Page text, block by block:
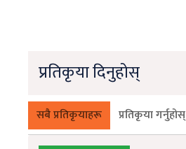
प्रतिकृया दिनुहोस्
सबै प्रतिकृयाहरू प्रतिकृया गर्नुहोस्